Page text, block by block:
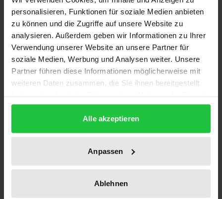
personalisieren, Funktionen für soziale Medien anbieten
zu können und die Zugriffe auf unsere Website zu
analysieren. Außerdem geben wir Informationen zu Ihrer
Verwendung unserer Website an unsere Partner für
soziale Medien, Werbung und Analysen weiter. Unsere
Partner führen diese Informationen möglicherweise mit
weiteren Daten zusammen, die Sie ihnen bereitgestellt
gesammelt haben.
Alle akzeptieren
Anpassen
Ablehnen
ISBN
978-3-7890-2276-0
Untertitel
Festschrift Michaelis
Erscheinungsdatum
Erscheinungsjahr
Nomos